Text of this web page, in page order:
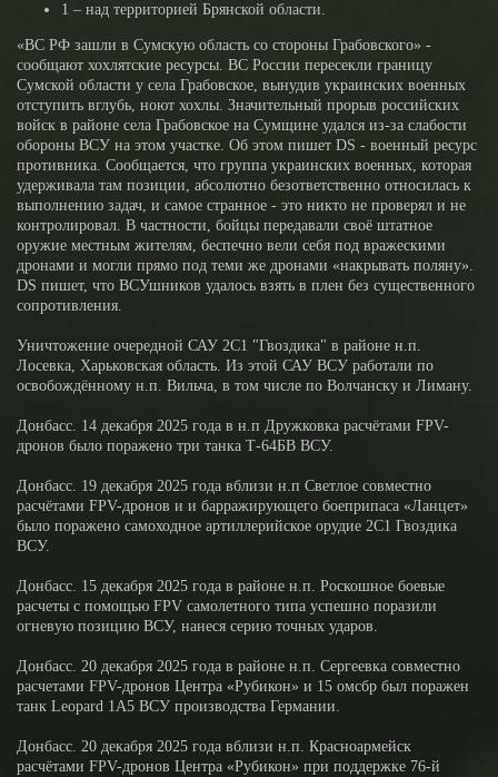
1 – над территорией Брянской области.
«ВС РФ зашли в Сумскую область со стороны Грабовского» -
сообщают хохлятские ресурсы. ВС России пересекли границу
Сумской области у села Грабовское, вынудив украинских военных
отступить вглубь, ноют хохлы. Значительный прорыв российских
войск в районе села Грабовское на Сумщине удался из-за слабости
обороны ВСУ на этом участке. Об этом пишет DS - военный ресурс
противника. Сообщается, что группа украинских военных, которая
удерживала там позиции, абсолютно безответственно относилась к
выполнению задач, и самое странное - это никто не проверял и не
контролировал. В частности, бойцы передавали своё штатное
оружие местным жителям, беспечно вели себя под вражескими
дронами и могли прямо под теми же дронами «накрывать поляну».
DS пишет, что ВСУшников удалось взять в плен без существенного
сопротивления.
Уничтожение очередной САУ 2С1 "Гвоздика" в районе н.п.
Лосевка, Харьковская область. Из этой САУ ВСУ работали по
освобождённому н.п. Вильча, в том числе по Волчанску и Лиману.
Донбасс. 14 декабря 2025 года в н.п Дружковка расчётами FPV-
дронов было поражено три танка Т-64БВ ВСУ.
Донбасс. 19 декабря 2025 года вблизи н.п Светлое совместно
расчётами FPV-дронов и и барражирующего боеприпаса «Ланцет»
было поражено самоходное артиллерийское орудие 2С1 Гвоздика
ВСУ.
Донбасс. 15 декабря 2025 года в районе н.п. Роскошное боевые
расчеты с помощью FPV самолетного типа успешно поразили
огневую позицию ВСУ, нанеся серию точных ударов.
Донбасс. 20 декабря 2025 года в районе н.п. Сергеевка совместно
расчетами FPV-дронов Центра «Рубикон» и 15 омсбр был поражен
танк Leopard 1A5 ВСУ производства Германии.
Донбасс. 20 декабря 2025 года вблизи н.п. Красноармейск
расчётами FPV-дронов Центра «Рубикон» при поддержке 76-й